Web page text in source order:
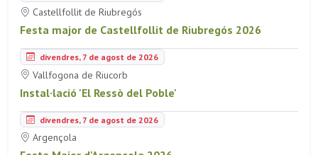
Castellfollit de Riubregós
Festa major de Castellfollit de Riubregós 2026
divendres, 7 de agost de 2026
Vallfogona de Riucorb
Instal·lació 'El Ressò del Poble'
divendres, 7 de agost de 2026
Argençola